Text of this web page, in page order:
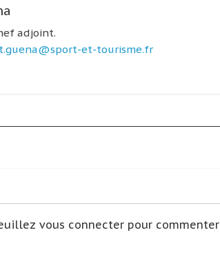
adjoint.
et-tourisme.fr
vous connecter pour commenter